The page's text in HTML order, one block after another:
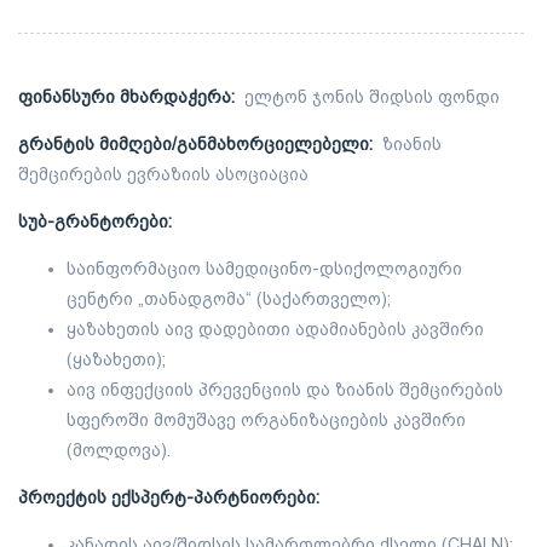
ფინანსური მხარდაჭერა: ელტონ ჯონის შიდსის ფონდი
გრანტის მიმღები/განმახორციელებელი: ზიანის
შემცირების ევრაზიის ასოციაცია
სუბ-გრანტორები:
საინფორმაციო სამედიცინო-დსიქოლოგიური
ცენტრი „თანადგომა“ (საქართველო);
ყაზახეთის აივ დადებითი ადამიანების კავშირი
(ყაზახეთი);
აივ ინფექციის პრევენციის და ზიანის შემცირების
სფეროში მომუშავე ორგანიზაციების კავშირი
(მოლდოვა).
პროექტის ექსპერტ-პარტნიორები: